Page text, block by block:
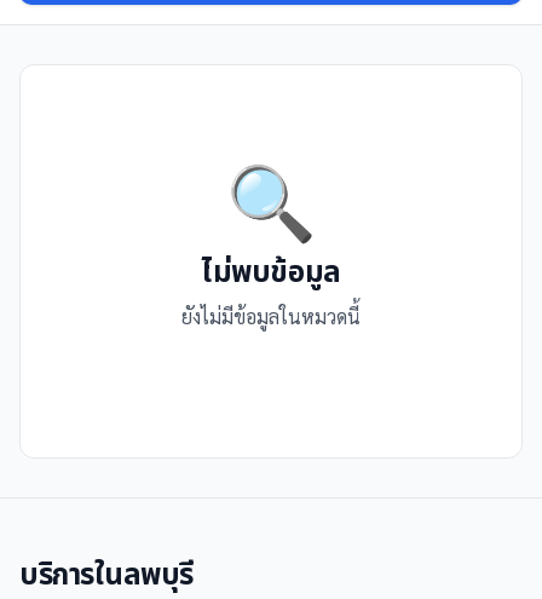
🔍
ไม่พบข้อมูล
ยังไม่มีข้อมูลในหมวดนี้
บริการในลพบุรี